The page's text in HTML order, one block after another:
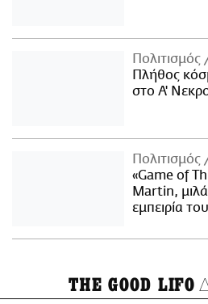
Πολιτισμός
Πλήθος
στο Α'
Πολιτισμός
«Game of
Martin, μιλά
εμπειρία
THE GOOD LIFO